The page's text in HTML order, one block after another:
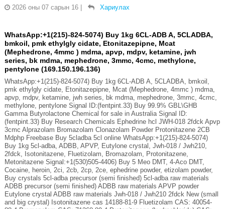
2026 оны 07 сарын 16
Хариулах
WhatsApp:+1(215)-824-5074) Buy 1kg 6CL-ADB A, 5CLADBA,
bmkoil, pmk ethylgly cidate, Etonitazepipne, Mcat
(Mephedrone, 4mmc ) mdma, apvp, mdpv, ketamine, jwh
series, bk mdma, mephedrone, 3mmc, 4cmc, methylone,
pentylone (169.150.196.136)
WhatsApp:+1(215)-824-5074) Buy 1kg 6CL-ADB A, 5CLADBA, bmkoil,
pmk ethylgly cidate, Etonitazepipne, Mcat (Mephedrone, 4mmc ) mdma,
apvp, mdpv, ketamine, jwh series, bk mdma, mephedrone, 3mmc, 4cmc,
methylone, pentylone Signal ID:(fentpint.33) Buy 99.9% GBL\GHB
Gamma Butyrolactone Chemical for sale in Australia Signal ID:
(fentpint.33) Buy Research Chemicals Ephedrine hcl JWH-018 2fdck Apvp
3cmc Alprazolam Bromazolam Clonazolam Powder Protonitazene 2CB
Mdphp Freebase Buy 5cladba 5cl online WhatsApp:+1(215)-824-5074)
Buy 1kg 5cl-adba, ADBB, APVP, Eutylone crystal, Jwh-018 / Jwh210,
2fdck, Isotonitazene, Fluetizolam, Bromazolam, Protonitazene,
Metonitazene Signal:+1(530)505-4406) Buy 5 Meo DMT, 4-Aco DMT,
Cocaine, heroin, 2ci, 2cb, 2cp, 2ce, ephedrine powder, etizolam powder,
Buy crystals 5cl-adba precursor (semi finished) 5cl-adba raw materials
ADBB precursor (semi finished) ADBB raw materials APVP powder
Eutylone crystal ADBB raw materials Jwh-018 / Jwh210 2fdck New (small
and big crystal) Isotonitazene cas 14188-81-9 Fluetizolam CAS: 40054-